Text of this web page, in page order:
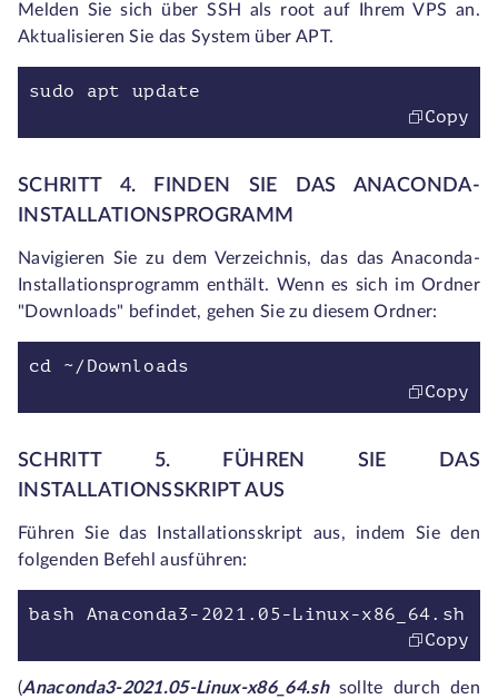
Melden Sie sich über SSH als root auf Ihrem VPS an.
Aktualisieren Sie das System über APT.
sudo apt update
Copy
SCHRITT 4. FINDEN SIE DAS ANACONDA-
INSTALLATIONSPROGRAMM
Navigieren Sie zu dem Verzeichnis, das das Anaconda-
Installationsprogramm enthält. Wenn es sich im Ordner
"Downloads" befindet, gehen Sie zu diesem Ordner:
cd ~/Downloads
Copy
SCHRITT 5. FÜHREN SIE DAS
INSTALLATIONSSKRIPT AUS
Führen Sie das Installationsskript aus, indem Sie den
folgenden Befehl ausführen:
bash Anaconda3-2021.05-Linux-x86_64.sh
Copy
(Anaconda3-2021.05-Linux-x86_64.sh sollte durch den